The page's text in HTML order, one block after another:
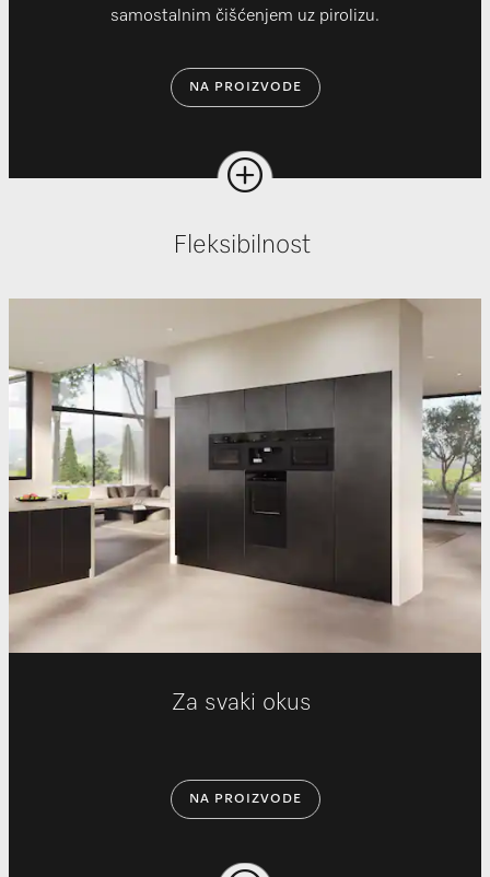
samostalnim čišćenjem uz pirolizu.
NA PROIZVODE
Fleksibilnost
Za svaki okus
NA PROIZVODE